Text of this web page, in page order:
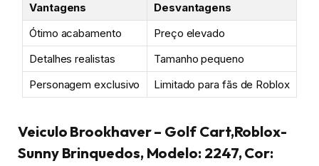
Vantagens
Desvantagens
Ótimo acabamento
Preço elevado
Detalhes realistas
Tamanho pequeno
Personagem exclusivo
Limitado para fãs de Roblox
Veiculo Brookhaver – Golf Cart,Roblox-
Sunny Brinquedos, Modelo: 2247, Cor: